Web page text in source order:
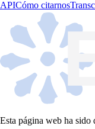
APICómo citarnos
Esta página web ha sido